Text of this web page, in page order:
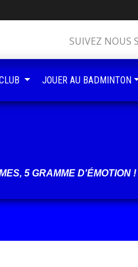
5 GRAMME D'ÉMOTION !
SUIVEZ NOUS
JOUER AU BADMINTON